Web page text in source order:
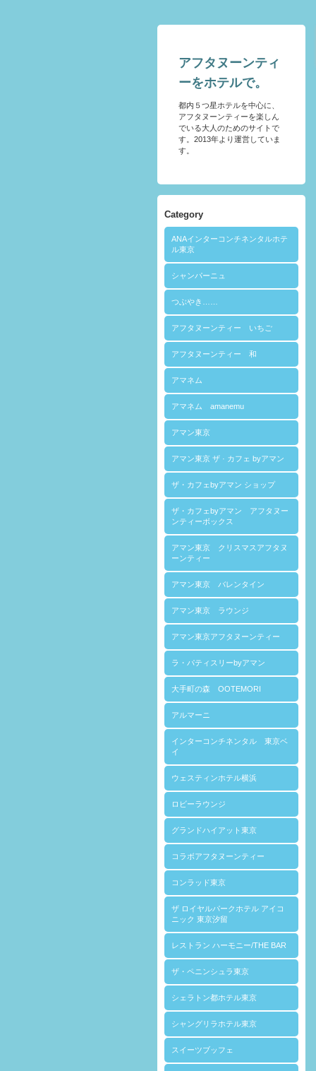
アフタヌーンティ
ーをホテルで。
都内５つ星ホテルを中心に、
アフタヌーンティーを楽しん
でいる大人のためのサイトで
す。2013年より運営していま
す。
Category
ANAインターコンチネンタルホテ
ル東京
シャンパーニュ
つぶやき……
アフタヌーンティー いちご
アフタヌーンティー 和
アマネム
アマネム amanemu
アマン東京
アマン東京 ザ · カフェ byアマン
ザ・カフェbyアマン ショップ
ザ・カフェbyアマン アフタヌー
ンティーボックス
アマン東京 クリスマスアフタヌ
ーンティー
アマン東京 バレンタイン
アマン東京 ラウンジ
アマン東京アフタヌーンティー
ラ・パティスリーbyアマン
大手町の森 OOTEMORI
アルマーニ
インターコンチネンタル 東京ベ
イ
ウェスティンホテル横浜
ロビーラウンジ
グランドハイアット東京
コラボアフタヌーンティー
コンラッド東京
ザ ロイヤルパークホテル アイコ
ニック 東京汐留
レストラン ハーモニー/THE BAR
ザ・ペニンシュラ東京
シェラトン都ホテル東京
シャングリラホテル東京
スイーツブッフェ